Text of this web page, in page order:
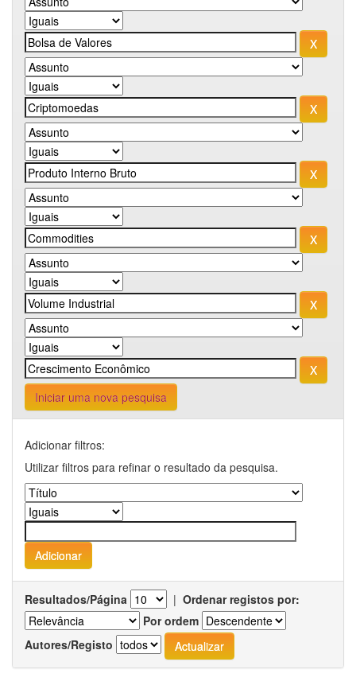
Iniciar uma nova pesquisa
Adicionar filtros:
Utilizar filtros para refinar o resultado da pesquisa.
Resultados/Página | Ordenar registos por:
Por ordem
Autores/Registo